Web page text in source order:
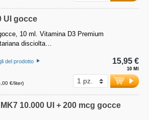
UI gocce
10 ml. Vitamina D3 Premium
disciolta…
del prodotto
€/liter)
10 Ml
15,95 €
10.000 UI + 200 mcg gocce